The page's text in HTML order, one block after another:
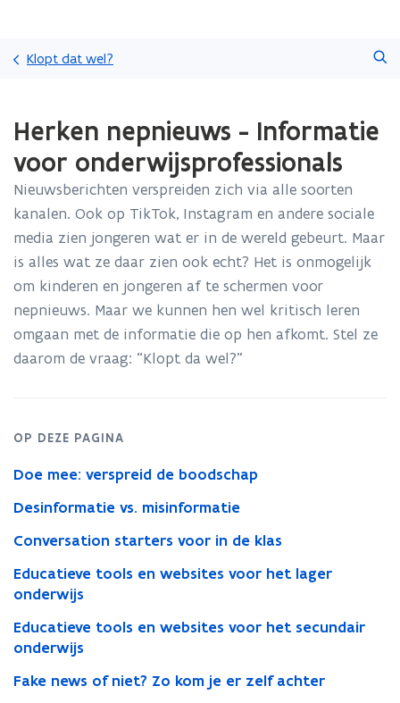
gaan
Klopt dat wel?
met
laden.
bevindt
zich
op:
Herken
nepnieuws
Informatie
voor
onderwijsprofessionals
Herken nepnieuws - Informatie
voor onderwijsprofessionals
Nieuwsberichten verspreiden zich via alle soorten
kanalen. Ook op TikTok, Instagram en andere sociale
media zien jongeren wat er in de wereld gebeurt. Maar
is alles wat ze daar zien ook echt? Het is onmogelijk
om kinderen en jongeren af te schermen voor
nepnieuws. Maar we kunnen hen wel kritisch leren
omgaan met de informatie die op hen afkomt. Stel ze
daarom de vraag: “Klopt da wel?”
OP DEZE PAGINA
Doe mee: verspreid de boodschap
Desinformatie vs. misinformatie
Conversation starters voor in de klas
Educatieve tools en websites voor het lager
onderwijs
Educatieve tools en websites voor het secundair
onderwijs
Fake news of niet? Zo kom je er zelf achter